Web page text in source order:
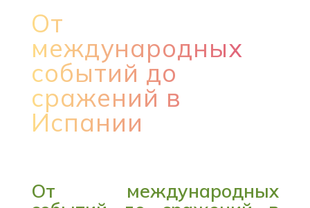
От
международных
событий до
сражений в
Испании
От международных